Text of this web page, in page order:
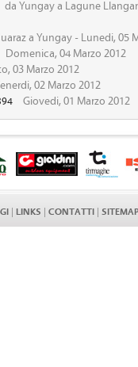
da Yungay a Lagune
a Yungay - Lunedi, 05
Domenica, 04 Marzo 2012
03 Marzo 2012
02 Marzo 2012
Giovedi, 01 Marzo 2012
| LINKS | CONTATTI | SITEMAP